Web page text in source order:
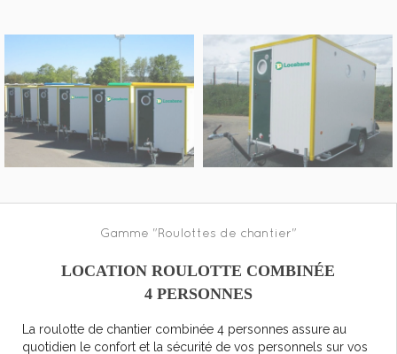
Gamme "Roulottes de chantier"
LOCATION ROULOTTE COMBINÉE
4 PERSONNES
La roulotte de chantier combinée 4 personnes assure au
quotidien le confort et la sécurité de vos personnels sur vos